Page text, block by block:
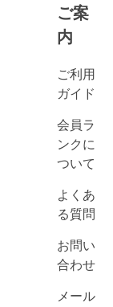
ご案
内
ご利用
ガイド
会員ラ
ンクに
ついて
よくあ
る質問
お問い
合わせ
メール